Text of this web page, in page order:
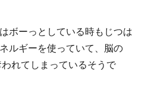
ボーっとしている時もじつは
ルギーを使っていて、脳の
れてしまっているそうで